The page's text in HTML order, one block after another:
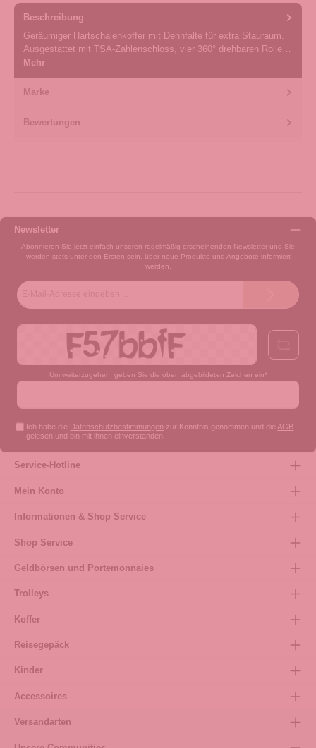
Beschreibung
Geräumiger Hartschalenkoffer mit Dehnfalte für extra Stauraum.
Ausgestattet mit TSA-Zahlenschloss, vier 360° drehbaren Rolle…
Mehr
Marke
Bewertungen
Newsletter
Abonnieren Sie jetzt einfach unseren regelmäßig erscheinenden Newsletter und Sie
werden stets unter den Ersten sein, über neue Produkte und Angebote informiert
werden.
Um weiterzugehen, geben Sie die oben abgebildeten Zeichen ein*
Ich habe die Datenschutzbestimmungen zur Kenntnis genommen und die AGB
gelesen und bin mit ihnen einverstanden.
Service-Hotline
Mein Konto
Informationen & Shop Service
Shop Service
Geldbörsen und Portemonnaies
Trolleys
Koffer
Reisegepäck
Kinder
Accessoires
Versandarten